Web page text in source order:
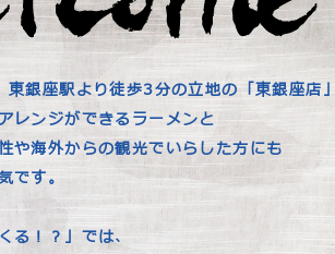
東銀座駅より徒歩3分の立地の「東銀座店
レンジができるラーメンと
や海外からの観光でいらした方にも
です。
る！？」では、